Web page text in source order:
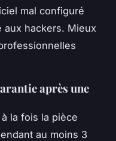
mal configuré
aux hackers. Mieux
après une
la fois la pièce
au moins 3